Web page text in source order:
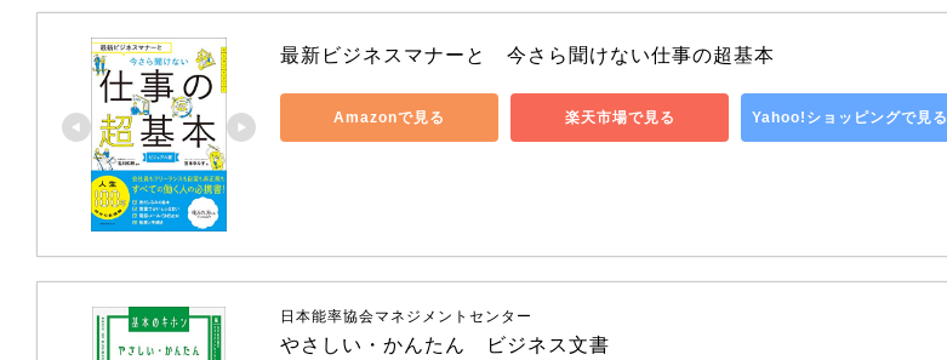
最新ビジネスマナーと　今さら聞けない仕事の超基本
Amazonで見る 楽天市場で見る Yahoo!ショッピングで見る
日本能率協会マネジメントセンター
やさしい・かんたん　ビジネス文書